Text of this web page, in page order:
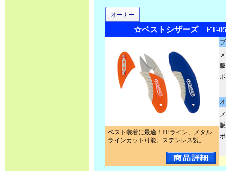
オーナー
☆ベストシザーズ FT-05
ベスト装着に最適！PEライン、メタル
ラインカット可能。ステンレス製。